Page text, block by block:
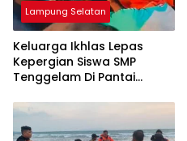
Lampung Selatan
Keluarga Ikhlas Lepas
Kepergian Siswa SMP
Tenggelam Di Pantai